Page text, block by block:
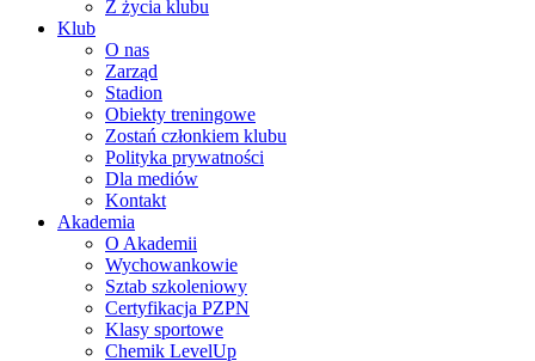
Z życia klubu
Klub
O nas
Zarząd
Stadion
Obiekty treningowe
Zostań członkiem klubu
Polityka prywatności
Dla mediów
Kontakt
Akademia
O Akademii
Wychowankowie
Sztab szkoleniowy
Certyfikacja PZPN
Klasy sportowe
Chemik LevelUp